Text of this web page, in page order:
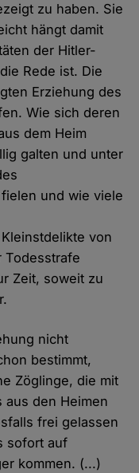
zu haben. Sie
hängt damit
der Hitler-
Rede ist. Die
Erziehung des
Wie sich deren
dem Heim
galten und unter
und wie viele
von
Todesstrafe
Zeit, soweit zu
nicht
bestimmt,
Zöglinge, die mit
aus den Heimen
frei gelassen
sofort auf
kommen. (...)